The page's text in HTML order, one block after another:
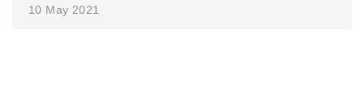
10 May 2021